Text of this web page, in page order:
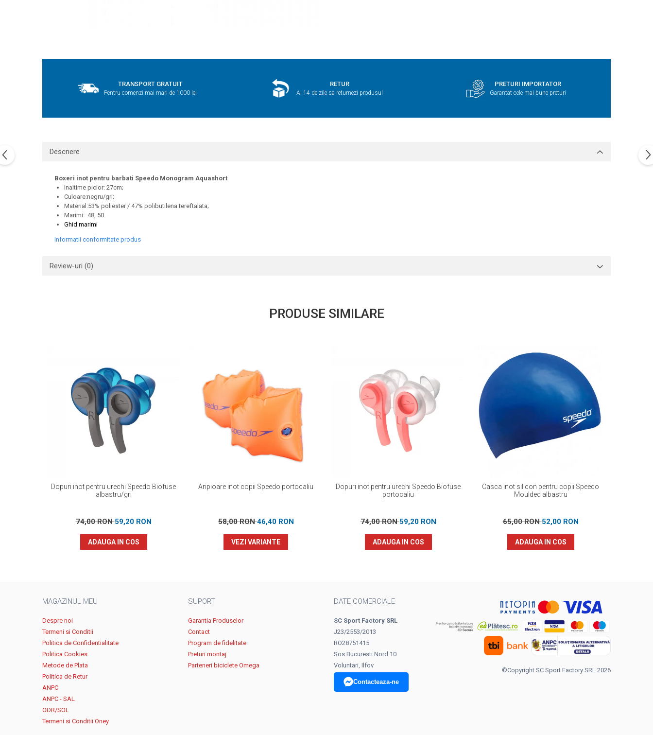
TRANSPORT GRATUIT
Pentru comenzi mai mari de 1000 lei
RETUR
Ai 14 de zile sa returnezi produsul
PRETURI IMPORTATOR
Garantat cele mai bune preturi
Descriere
Boxeri inot pentru barbati Speedo Monogram Aquashort
Inaltime picior: 27cm;
Culoare:negru/gri;
Material:53% poliester / 47% polibutilena tereftalata;
Marimi: 48, 50.
Ghid marimi
Informatii conformitate produs
Review-uri (0)
PRODUSE SIMILARE
Dopuri inot pentru urechi Speedo Biofuse
albastru/gri
74,00 RON59,20 RON
ADAUGA IN COS
Aripioare inot copii Speedo portocaliu
58,00 RON46,40 RON
VEZI VARIANTE
Dopuri inot pentru urechi Speedo Biofuse
portocaliu
74,00 RON59,20 RON
ADAUGA IN COS
Casca inot silicon pentru copii Speedo
Moulded albastru
65,00 RON52,00 RON
ADAUGA IN COS
MAGAZINUL MEU
Despre noi
Termeni si Conditii
Politica de Confidentialitate
Politica Cookies
Metode de Plata
Politica de Retur
ANPC
ANPC - SAL
ODR/SOL
Termeni si Conditii Oney
SUPORT
Garantia Produselor
Contact
Program de fidelitate
Preturi montaj
Parteneri biciclete Omega
DATE COMERCIALE
SC Sport Factory SRL
J23/2553/2013
RO28751415
Sos Bucuresti Nord 10
Voluntari, Ilfov
Contacteaza-ne
©Copyright SC Sport Factory SRL 2026